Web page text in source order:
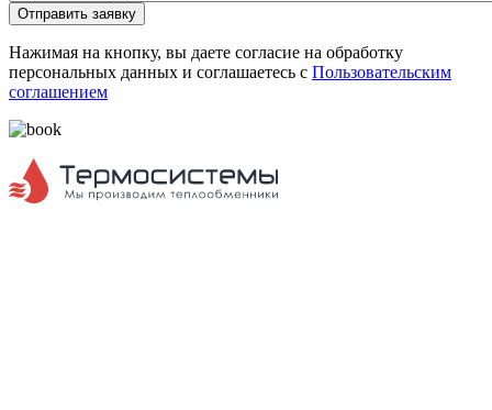
Url страницы
Website
URL
Отправить заявку
Нажимая на кнопку, вы даете согласие на обработку
персональных данных и соглашаетесь с Пользовательским
соглашением